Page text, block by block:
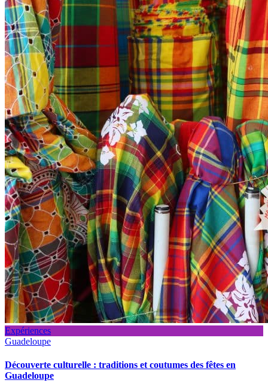
Expériences
Guadeloupe
Découverte culturelle : traditions et coutumes des fêtes en
Guadeloupe